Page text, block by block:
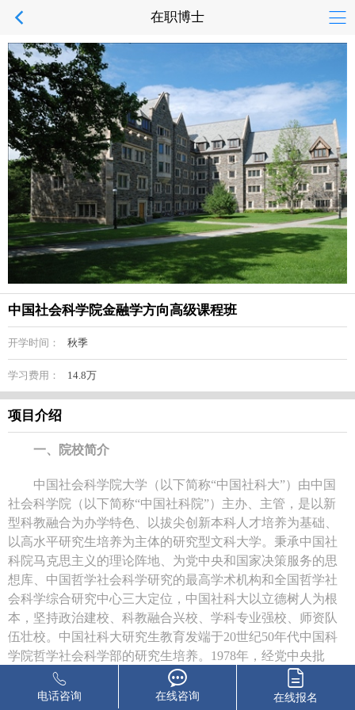
在职博士
中国社会科学院金融学方向高级课程班
开学时间： 秋季
学习费用： 14.8万
项目介绍
一、院校简介
中国社会科学院大学（以下简称“中国社科大”）由中国
社会科学院（以下简称“中国社科院”）主办、主管，是以新
型科教融合为办学特色、以拔尖创新本科人才培养为基础、
以高水平研究生培养为主体的研究型文科大学。秉承中国社
科院马克思主义的理论阵地、为党中央和国家决策服务的思
想库、中国哲学社会科学研究的最高学术机构和全国哲学社
会科学综合研究中心三大定位，中国社科大以立德树人为根
本，坚持政治建校、科教融合兴校、学科专业强校、师资队
伍壮校。中国社科大研究生教育发端于20世纪50年代中国科
学院哲学社会科学部的研究生培养。1978年，经党中央批
准，成立中国社科院研究生院。经过多年高质量建设，中国
社科院研究生院为国家现代化建设培养了一大批高水平的哲
电话咨询 在线咨询 在线报名